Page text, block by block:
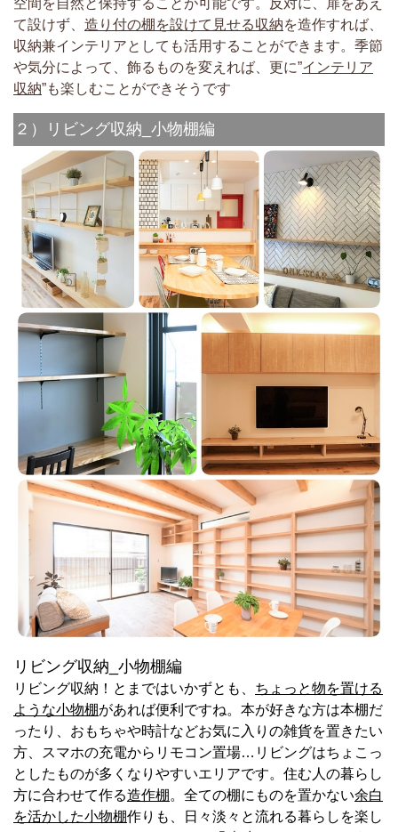
空間を自然と保持することが可能です。反対に、扉をあえ
て設けず、 造り付の棚を設けて見せる収納を造作すれば、
収納兼インテリアとしても活用することができます。季節
や気分によって、飾るものを変えれば、更に”インテリア
収納”も楽しむことができそうです
２）リビング収納_小物棚編
リビング収納_小物棚編
リビング収納！とまではいかずとも、 ちょっと物を置ける
ような小物棚があれば便利ですね。本が好きな方は本棚だ
ったり、おもちゃや時計などお気に入りの雑貨を置きたい
方、スマホの充電からリモコン置場…リビングはちょこっ
としたものが多くなりやすいエリアです。住む人の暮らし
方に合わせて作る造作棚 。全ての棚にものを置かない余白
を活かした小物棚作りも、日々淡々と流れる暮らしを楽し